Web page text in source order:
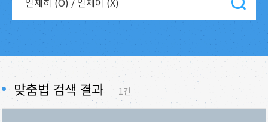
맞춤법 검색 결과 1건